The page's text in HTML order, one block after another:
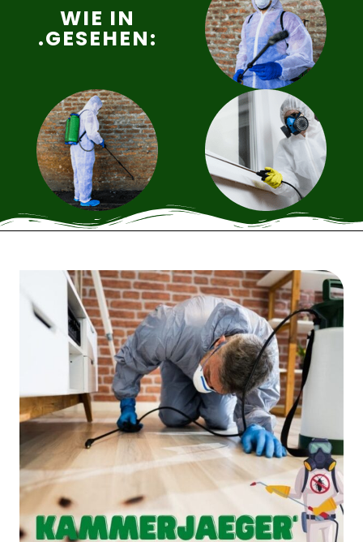
WIE IN
.GESEHEN: